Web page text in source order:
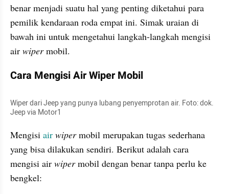
benar menjadi suatu hal yang penting diketahui para
pemilik kendaraan roda empat ini. Simak uraian di
bawah ini untuk mengetahui langkah-langkah mengisi
air wiper mobil.
Cara Mengisi Air Wiper Mobil
Wiper dari Jeep yang punya lubang penyemprotan air. Foto: dok.
Jeep via Motor1
Mengisi air wiper mobil merupakan tugas sederhana
yang bisa dilakukan sendiri. Berikut adalah cara
mengisi air wiper mobil dengan benar tanpa perlu ke
bengkel: